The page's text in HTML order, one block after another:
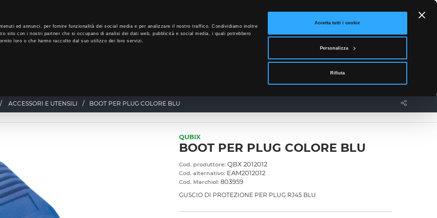
ed annunci, per fornire funzionalità dei social media e per analizzare il nostro traffico. Condividiamo inoltre
sito con i nostri partner che si occupano di analisi dei dati web, pubblicità e social media, i quali potrebbero
loro o che hanno raccolto dal suo utilizzo dei loro servizi.
Accetta tutti i cookie
Personalizza
Rifiuta
Accedi
News Contatti
/ ACCESSORI E UTENSILI / BOOT PER PLUG COLORE BLU
QUBIX
BOOT PER PLUG COLORE BLU
Cod. produttore: QBX 2012012
Cod. alternativo: EAM2012012
Cod. Marchiol: 803959
GUSCIO DI PROTEZIONE PER PLUG RJ45 BLU